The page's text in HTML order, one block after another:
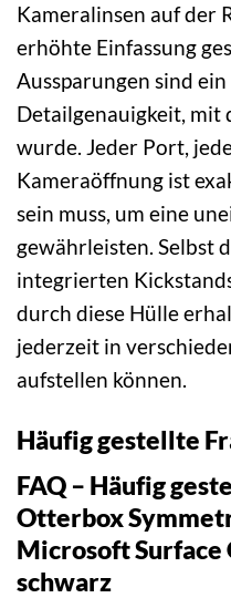
Kameralinsen auf der
erhöhte Einfassung
Aussparungen sind
Detailgenauigkeit, mit
wurde. Jeder Port,
Kameraöffnung ist
sein muss, um eine
gewährleisten. Selbst
integrierten
durch diese Hülle
jederzeit in
aufstellen können.
Häufig gestellte
FAQ – Häufig
Otterbox
Microsoft Surface
schwarz